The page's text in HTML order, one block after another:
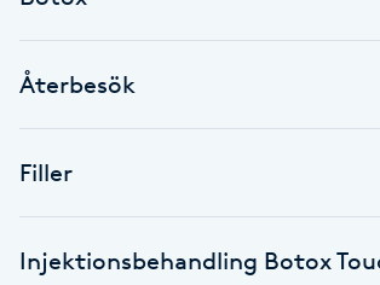
Coachning
Cryoterapi
Återbesök
Filler
Injektionsbehandling Botox